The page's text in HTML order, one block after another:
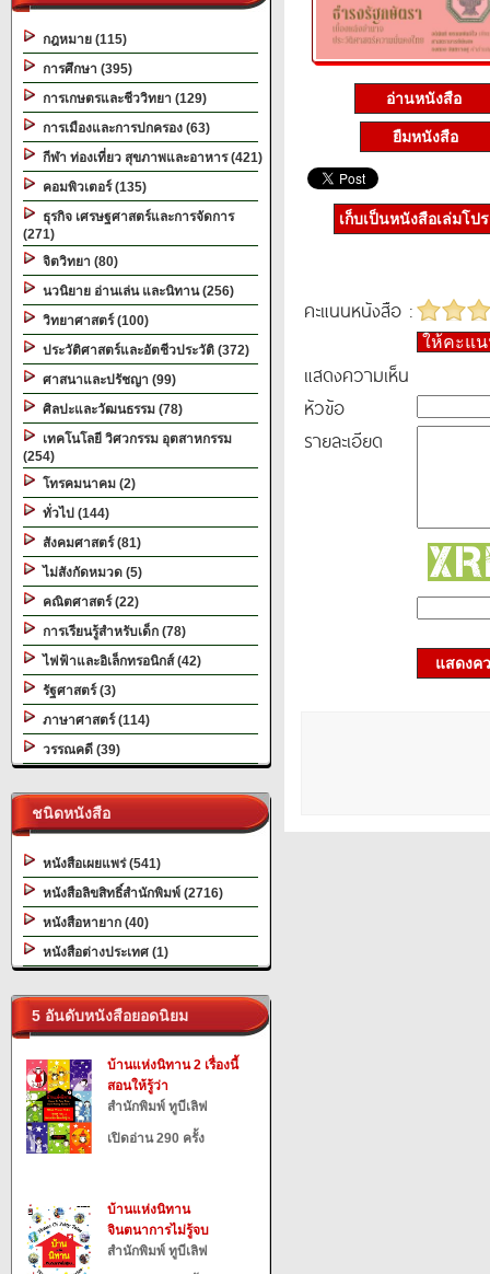
กฎหมาย (115)
การศึกษา (395)
การเกษตรและชีววิทยา (129)
การเมืองและการปกครอง (63)
กีฬา ท่องเที่ยว สุขภาพและอาหาร (421)
คอมพิวเตอร์ (135)
ธุรกิจ เศรษฐศาสตร์และการจัดการ
(271)
จิตวิทยา (80)
นวนิยาย อ่านเล่น และนิทาน (256)
วิทยาศาสตร์ (100)
ประวัติศาสตร์และอัตชีวประวัติ (372)
ศาสนาและปรัชญา (99)
ศิลปะและวัฒนธรรม (78)
เทคโนโลยี วิศวกรรม อุตสาหกรรม
(254)
โทรคมนาคม (2)
ทั่วไป (144)
สังคมศาสตร์ (81)
ไม่สังกัดหมวด (5)
คณิตศาสตร์ (22)
การเรียนรู้สำหรับเด็ก (78)
ไฟฟ้าและอิเล็กทรอนิกส์ (42)
รัฐศาสตร์ (3)
ภาษาศาสตร์ (114)
วรรณคดี (39)
ชนิดหนังสือ
หนังสือเผยแพร่ (541)
หนังสือลิขสิทธิ์สำนักพิมพ์ (2716)
หนังสือหายาก (40)
หนังสือต่างประเทศ (1)
5 อันดับหนังสือยอดนิยม
บ้านแห่งนิทาน 2 เรื่องนี้
สอนให้รู้ว่า
สำนักพิมพ์ ทูบีเลิฟ
เปิดอ่าน 290 ครั้ง
บ้านแห่งนิทาน
จินตนาการไม่รู้จบ
สำนักพิมพ์ ทูบีเลิฟ
อ่านหนังสือ
ยืมหนังสือ
เก็บเป็นหนังสือเล่มโป
คะแนนหนังสือ :
ให้คะแ
แสดงความเห็น
หัวข้อ
รายละเอียด
แสดงค